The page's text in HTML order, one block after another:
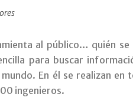
al público… quién
para buscar
En él se realizan
ingenieros.